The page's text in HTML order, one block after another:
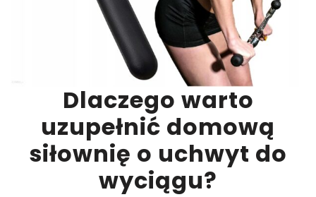
Dlaczego warto
uzupełnić domową
siłownię o uchwyt do
wyciągu?